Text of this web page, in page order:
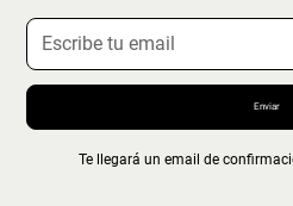
Te llegará un email de